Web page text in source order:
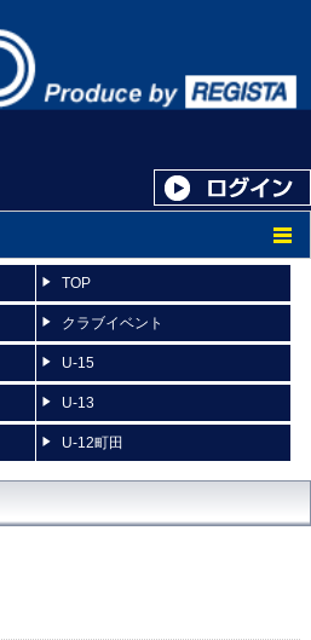
トップ
ニュース
スケジュール
スタッフ紹介
TOP
クラブイベント
U-15
U-13
U-12町田